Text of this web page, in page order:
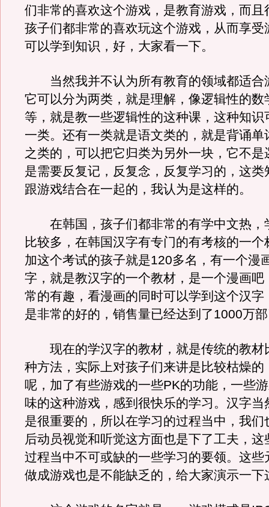
们非常的喜欢这个游戏，是教育游戏，而且
孩子们都非常的喜欢玩这个游戏，从而享受
可以学到知识，好，大家看一下。
当然我并不认为所有教育的领域都适合
它可以分为两类，就是理解，像逻辑性的数
等，就是教一些逻辑性的这种课，这种知识
一类。还有一类就是语文类的，就是背诵单
之类的，可以把它归类为另外一块，它不是
是需要反复记，反复念，反复学习的，这类
跟游戏结合在一起的，我认为是这样的。
在韩国，孩子们都非常的有学中文热，
比较多，在韩国汉字有专门的有考核的一个
加这个考试的孩子就是120多名，有一个漫
字，就是教汉字的一个教材，是一个漫画吧
常的有趣，看漫画的同时可以学到这个汉字
是非常的好的，销售量已经达到了1000万
现在的学汉字的教材，就是传统的教材
种方法，实际上对孩子们来讲是比较枯燥的
呢，加了有些游戏的一些PK的功能，一些
味的这种游戏，感到很快乐的学习。汉字当
是很重要的，所以在学习的过程当中，我们
后动员视觉和听觉这方面也是下了工夫，这
过程当中不可或缺的一些学习的要领。这些
做成游戏也是不能缺乏的，给大家演示一下